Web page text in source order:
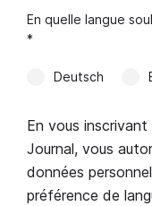
En quelle langue
*
Deutsch
En vous
Journal, vous
données
préférence de